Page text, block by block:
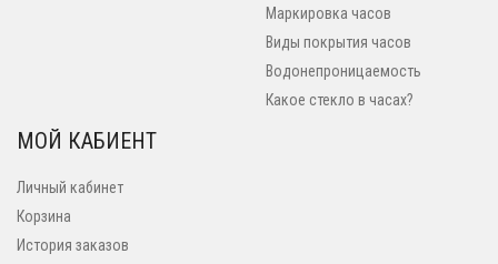
Маркировка часов
Виды покрытия часов
Водонепроницаемость
Какое стекло в часах?
МОЙ КАБИЕНТ
Личный кабинет
Корзина
История заказов